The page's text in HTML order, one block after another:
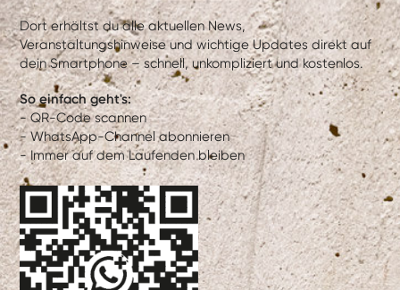
Dort erhältst du alle aktuellen News,
Veranstaltungshinweise und wichtige Updates direkt auf
dein Smartphone – schnell, unkompliziert und kostenlos.
So einfach geht's:
- QR-Code scannen
- WhatsApp-Channel abonnieren
- Immer auf dem Laufenden bleiben